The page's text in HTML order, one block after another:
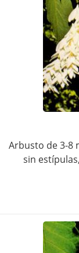
Arbusto de 3-8
sin